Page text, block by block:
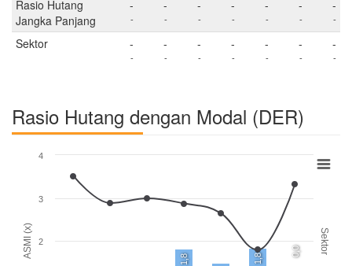
Rasio Hutang
Jangka Panjang
-
-
-
-
-
-
-
-
-
-
-
-
-
-
Sektor -
-
-
-
-
-
-
-
-
-
-
-
-
-
Rasio Hutang dengan Modal (DER)
ASMI (x) Sektor
1,8
1,8
0,0
2
3
4